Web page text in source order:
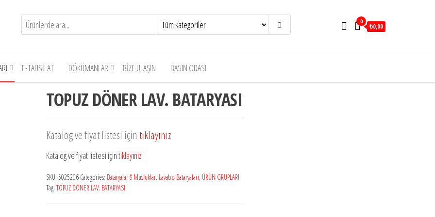
0
₺0,00
E-TAHSILAT DÖKÜMANLAR BIZE ULAŞIN BASIN ODASI
TOPUZ DÖNER LAV. BATARYASI
Katalog ve fiyat listesi içintıklayınız
Katalog ve fiyat listesi içintıklayınız
SKU: 5025206 Categories: Bataryalar & Musluklar, Lavabo Bataryaları, ÜRÜN GRUPLARI
Tag: TOPUZ DÖNER LAV. BATARYASI